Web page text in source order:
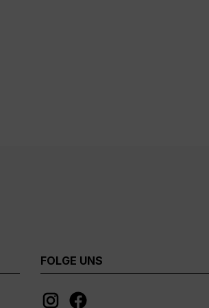
FOLGE UNS